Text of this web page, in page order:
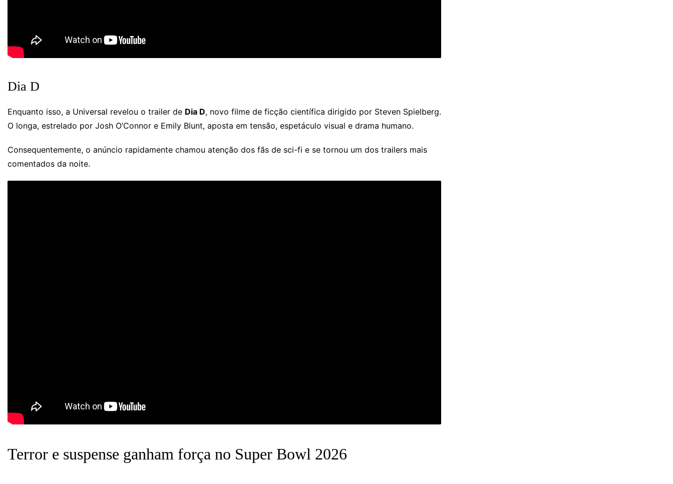
Dia D
Enquanto isso, a Universal revelou o trailer de Dia D, novo filme de ficção científica dirigido por Steven Spielberg.
O longa, estrelado por Josh O’Connor e Emily Blunt, aposta em tensão, espetáculo visual e drama humano.
Consequentemente, o anúncio rapidamente chamou atenção dos fãs de sci-fi e se tornou um dos trailers mais
comentados da noite.
Terror e suspense ganham força no Super Bowl 2026